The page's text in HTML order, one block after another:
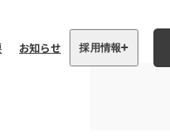
お知らせ 採用情報